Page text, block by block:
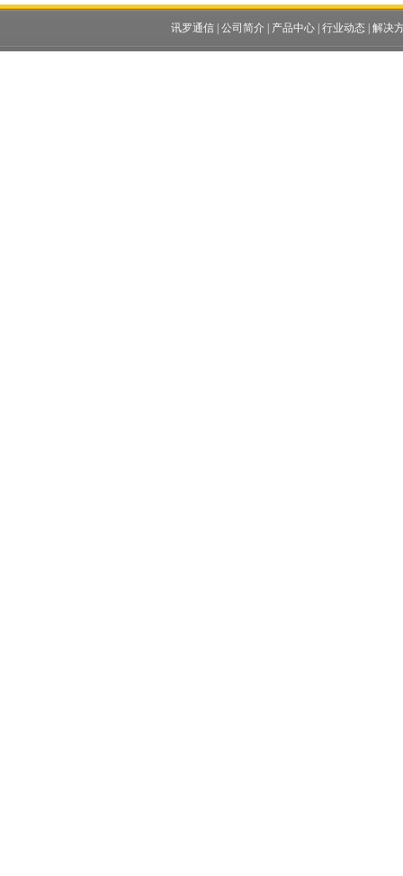
讯罗通信| 公司简介| 产品中心| 行业动态| 解决